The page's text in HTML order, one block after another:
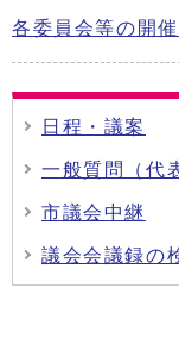
各委員会等の開
日程・議案
一般質問（代
市議会中継
議会会議録の